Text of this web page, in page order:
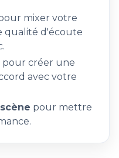
mixer votre
qualité d'écoute
pour créer une
avec votre
pour mettre